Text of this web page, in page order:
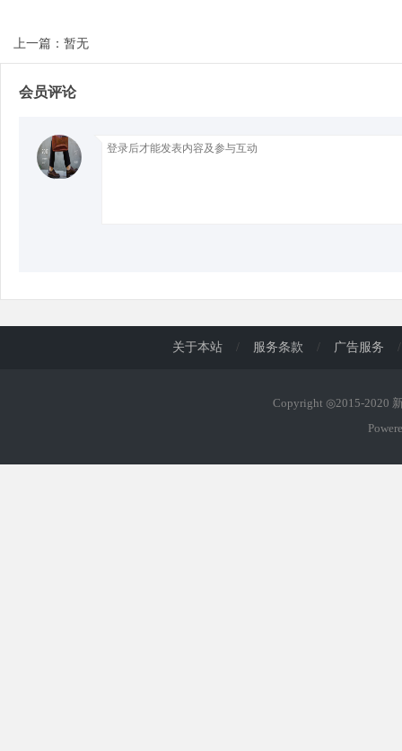
上一篇：暂无
会员评论
关于本站 / 服务条款 / 广告服务 /
Copyright ◎2015-2020